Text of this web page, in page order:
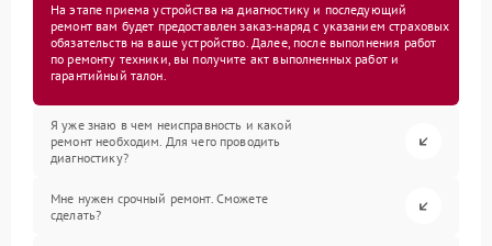
На этапе приема устройства на диагностику и последующий
ремонт вам будет предоставлен заказ-наряд с указанием страховых
обязательств на ваше устройство. Далее, после выполнения работ
по ремонту техники, вы получите акт выполненных работ и
гарантийный талон.
Я уже знаю в чем неисправность и какой
ремонт необходим. Для чего проводить
диагностику?
Мне нужен срочный ремонт. Сможете
сделать?